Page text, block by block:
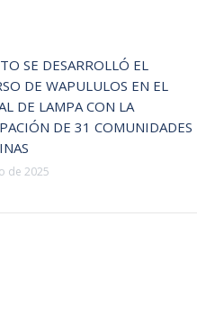
SE DESARROLLÓ EL
DE WAPULULOS EN EL
DE LAMPA CON LA
DE 31 COMUNIDADES
de 2025